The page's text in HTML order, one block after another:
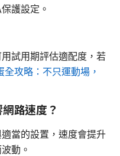
護設定。
試用期評估適配度，若
全攻略：不只運動場，
路速度？
當的設置，速度會提升
動。